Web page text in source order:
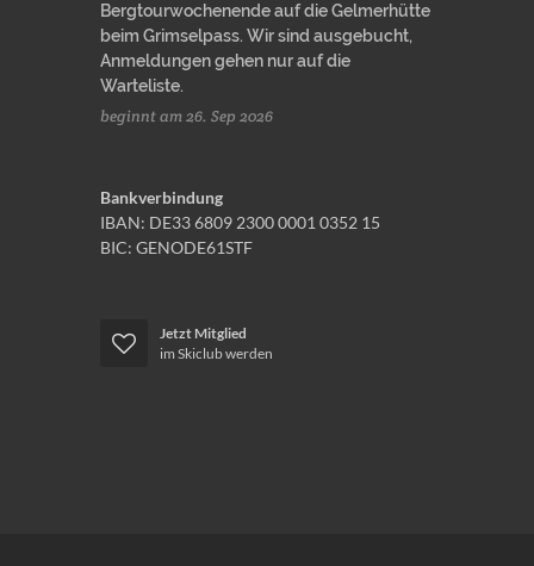
Bergtourwochenende auf die Gelmerhütte
beim Grimselpass. Wir sind ausgebucht,
Anmeldungen gehen nur auf die
Warteliste.
beginnt am 26. Sep 2026
Bankverbindung
IBAN: DE33 6809 2300 0001 0352 15
BIC: GENODE61STF
Jetzt Mitglied
im Skiclub werden